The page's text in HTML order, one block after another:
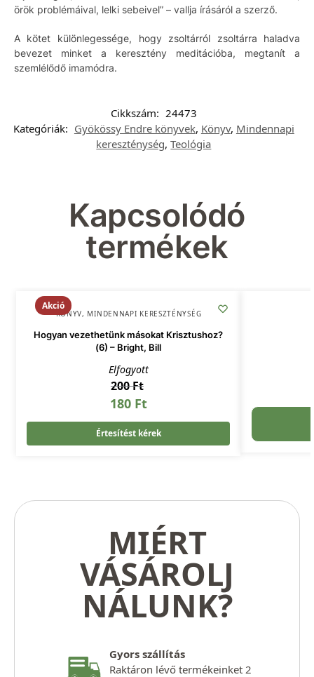
örök problémáival, lelki sebeivel” – vallja írásáról a szerző.
A kötet különlegessége, hogy zsoltárról zsoltárra haladva
bevezet minket a keresztény meditációba, megtanít a
szemlélődő imamódra.
Cikkszám: 24473
Kategóriák: Gyökössy Endre könyvek, Könyv, Mindennapi
kereszténység,Teológia
Kapcsolódó
termékek
Akció
KÖNYV, MINDENNAPI KERESZTÉNYSÉG
Hogyan vezethetünk másokat Krisztushoz?
(6) – Bright, Bill
Elfogyott
200Ft
180 Ft
Értesítést kérek
MIÉRT
VÁSÁROLJ
NÁLUNK?
Gyors szállítás
Raktáron lévő termékeinket 2